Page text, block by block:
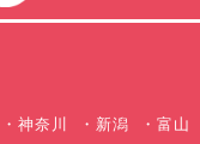
神奈川 新潟 富山